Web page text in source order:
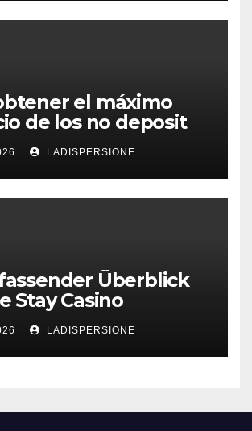
el máximo
de los no deposit
de roby casino
LADISPERSIONE
Überblick
Stay Casino
LADISPERSIONE